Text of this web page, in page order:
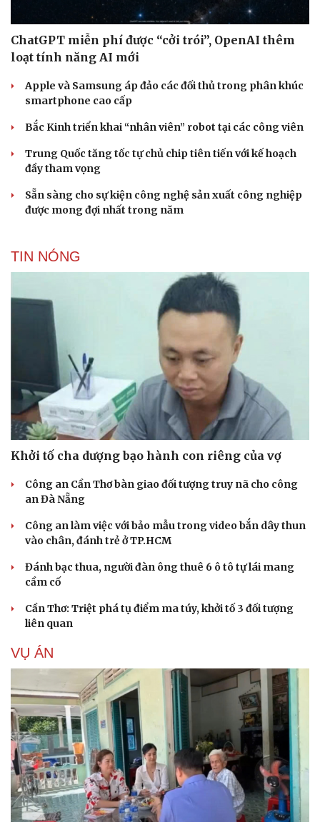
ChatGPT miễn phí được “cởi trói”, OpenAI thêm
loạt tính năng AI mới
Apple và Samsung áp đảo các đối thủ trong phân khúc
smartphone cao cấp
Bắc Kinh triển khai “nhân viên” robot tại các công viên
Trung Quốc tăng tốc tự chủ chip tiên tiến với kế hoạch
đầy tham vọng
Sẵn sàng cho sự kiện công nghệ sản xuất công nghiệp
được mong đợi nhất trong năm
TIN NÓNG
Khởi tố cha dượng bạo hành con riêng của vợ
Công an Cần Thơ bàn giao đối tượng truy nã cho công
an Đà Nẵng
Công an làm việc với bảo mẫu trong video bắn dây thun
vào chân, đánh trẻ ở TP.HCM
Đánh bạc thua, người đàn ông thuê 6 ô tô tự lái mang
cầm cố
Cần Thơ: Triệt phá tụ điểm ma túy, khởi tố 3 đối tượng
liên quan
VỤ ÁN